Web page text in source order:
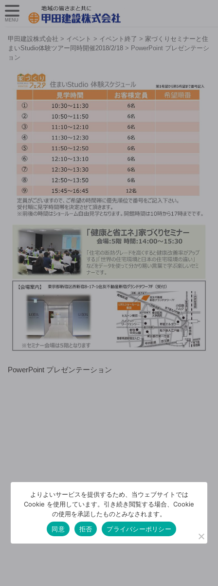
甲田建設株式会社 > イベント > イベント終了 > 家づくりセミナーと住
まいStudio体験ツアー同時開催2018/2/18 > PowerPoint プレゼンテーシ
ョン
PowerPoint プレゼンテーション
MENU
よりよいサービスを提供するため、当ウェブサイトでは
Cookie を使用しています。引き続き閲覧する場合、Cookie
の使用を承諾したものとみなされます。
同意
拒否 プライバシーポリシー